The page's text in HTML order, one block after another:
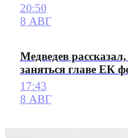
20:50
8 АВГ
Медведев рассказал,
заняться главе ЕК
17:43
8 АВГ